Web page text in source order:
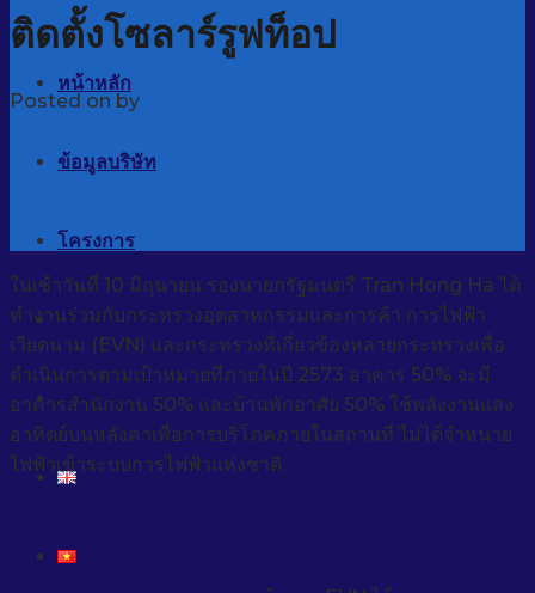
หน้าหลัก
ข้อมูลบริษัท
โครงการ
ข่าวและกิจกรรม
ติดต่อเรา
ติดตั้งโซลาร์รูฟท็อป
Posted on by
ในเช้าวันที่ 10 มิถุนายน รองนายกรัฐมนตรี Tran Hong Ha ได้
ทำงานร่วมกับกระทรวงอุตสาหกรรมและการค้า การไฟฟ้า
เวียดนาม (EVN) และกระทรวงที่เกี่ยวข้องหลายกระทรวงเพื่อ
ดำเนินการตามเป้าหมายที่ภายในปี 2573 อาคาร 50% จะมี
อาคารสำนักงาน 50% และบ้านพักอาศัย 50% ใช้พลังงานแสง
อาทิตย์บนหลังคาเพื่อการบริโภคภายในสถานที่ ไม่ได้จำหน่าย
ไฟฟ้าเข้าระบบการไฟฟ้าแห่งชาติ